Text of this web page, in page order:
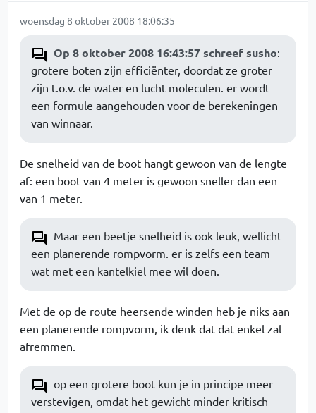
woensdag 8 oktober 2008 18:06:35
Op 8 oktober 2008 16:43:57 schreef susho:
grotere boten zijn efficiënter, doordat ze groter
zijn t.o.v. de water en lucht moleculen. er wordt
een formule aangehouden voor de berekeningen
van winnaar.
De snelheid van de boot hangt gewoon van de lengte
af: een boot van 4 meter is gewoon sneller dan een
van 1 meter.
Maar een beetje snelheid is ook leuk, wellicht
een planerende rompvorm. er is zelfs een team
wat met een kantelkiel mee wil doen.
Met de op de route heersende winden heb je niks aan
een planerende rompvorm, ik denk dat dat enkel zal
afremmen.
op een grotere boot kun je in principe meer
verstevigen, omdat het gewicht minder kritisch